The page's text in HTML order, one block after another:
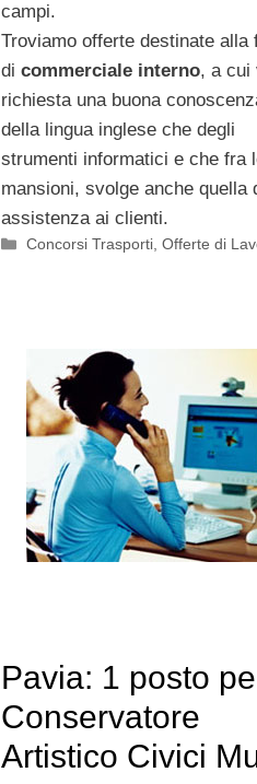
campi.
Troviamo offerte destinate alla
di commerciale interno, a cui
richiesta una buona
della lingua inglese che degli
strumenti informatici e che fra
mansioni, svolge anche quella
assistenza ai clienti.
Categorie
Concorsi Trasporti,Offerte di
Pavia: 1 posto
Conservatore
Artistico Civici